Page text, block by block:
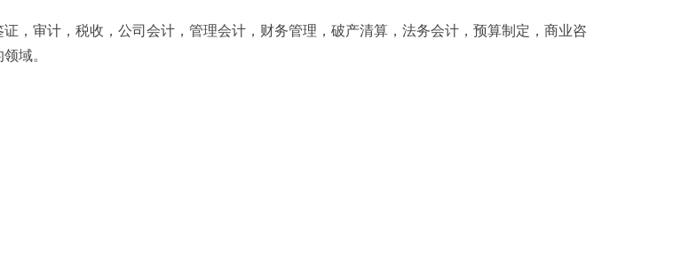
，审计，税收，公司会计，管理会计，财务管理，破产清算，法务会计，预算制定，商业咨
域。